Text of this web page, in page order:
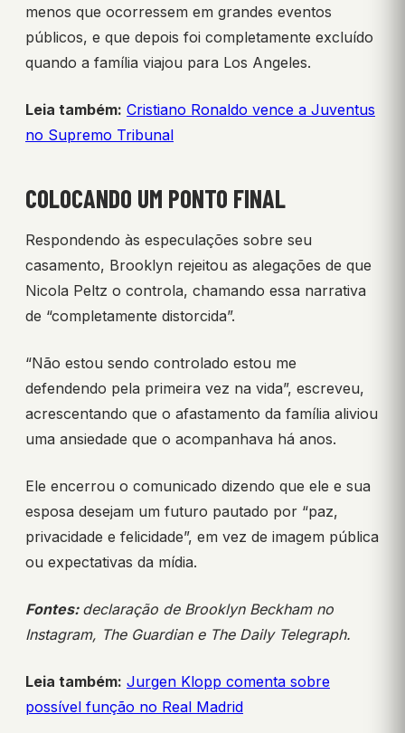
menos que ocorressem em grandes eventos
públicos, e que depois foi completamente excluído
quando a família viajou para Los Angeles.
Leia também: Cristiano Ronaldo vence a Juventus
no Supremo Tribunal
COLOCANDO UM PONTO FINAL
Respondendo às especulações sobre seu
casamento, Brooklyn rejeitou as alegações de que
Nicola Peltz o controla, chamando essa narrativa
de “completamente distorcida”.
“Não estou sendo controlado estou me
defendendo pela primeira vez na vida”, escreveu,
acrescentando que o afastamento da família aliviou
uma ansiedade que o acompanhava há anos.
Ele encerrou o comunicado dizendo que ele e sua
esposa desejam um futuro pautado por “paz,
privacidade e felicidade”, em vez de imagem pública
ou expectativas da mídia.
Fontes: declaração de Brooklyn Beckham no
Instagram, The Guardian e The Daily Telegraph.
Leia também: Jurgen Klopp comenta sobre
possível função no Real Madrid